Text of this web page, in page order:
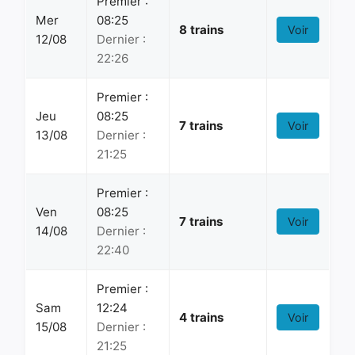
Mer
12/08
08:25
Dernier :
22:26
8 trains Voir
Jeu
13/08
Premier :
08:25
Dernier :
21:25
7 trains Voir
Ven
14/08
Premier :
08:25
Dernier :
22:40
7 trains Voir
Sam
15/08
Premier :
12:24
Dernier :
21:25
4 trains Voir